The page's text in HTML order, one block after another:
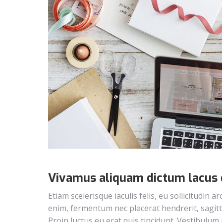
Vivamus aliquam dictum lacus
Etiam scelerisque iaculis felis, eu sollicitudin
enim, fermentum nec placerat hendrerit,